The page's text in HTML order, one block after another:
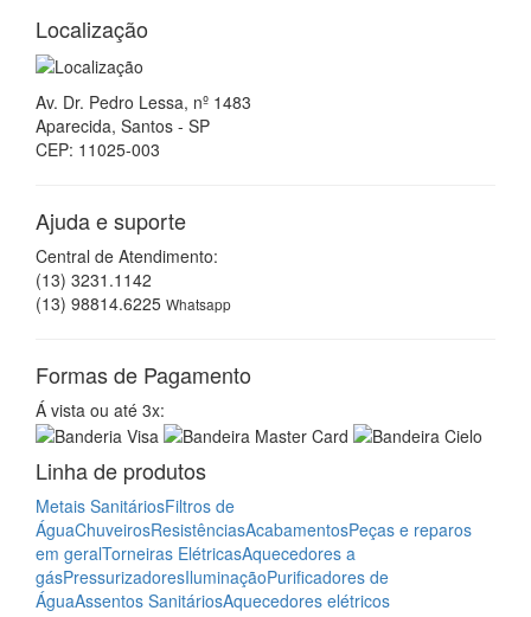
Localização
Av. Dr. Pedro Lessa, nº 1483
Aparecida, Santos - SP
CEP: 11025-003
Ajuda e suporte
Central de Atendimento:
(13) 3231.1142
(13) 98814.6225 Whatsapp
Formas de Pagamento
Á vista ou até 3x:
Linha de produtos
Metais SanitáriosFiltros de
ÁguaChuveirosResistênciasAcabamentosPeças e reparos
em geralTorneiras ElétricasAquecedores a
gásPressurizadoresIluminaçãoPurificadores de
ÁguaAssentos SanitáriosAquecedores elétricos